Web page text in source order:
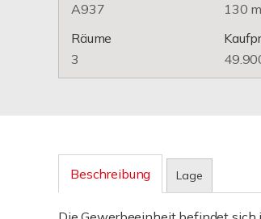
A937
130
Räume
3
Beschreibung Lage